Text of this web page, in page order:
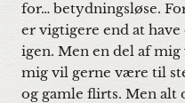
for… betydningsløse.
er vigtigere end at
igen. Men en del af
mig vil gerne være til
og gamle flirts. Men alt